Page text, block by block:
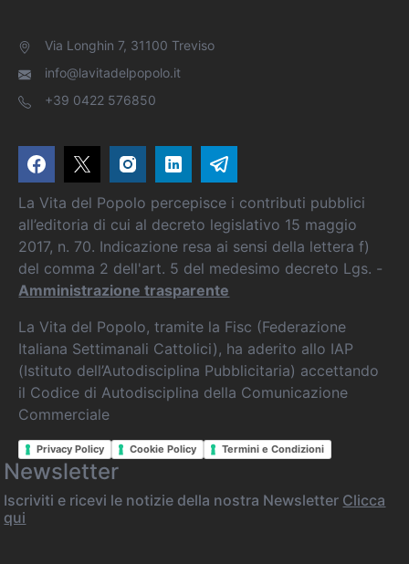
Via Longhin 7, 31100 Treviso
info@lavitadelpopolo.it
+39 0422 576850
La Vita del Popolo percepisce i contributi pubblici
all’editoria di cui al decreto legislativo 15 maggio
2017, n. 70. Indicazione resa ai sensi della lettera f)
del comma 2 dell'art. 5 del medesimo decreto Lgs. -
Amministrazione trasparente
La Vita del Popolo, tramite la Fisc (Federazione
Italiana Settimanali Cattolici), ha aderito allo IAP
(Istituto dell’Autodisciplina Pubblicitaria) accettando
il Codice di Autodisciplina della Comunicazione
Commerciale
Privacy Policy Cookie Policy Termini e Condizioni
Newsletter
Iscriviti e ricevi le notizie della nostra Newsletter Clicca
qui